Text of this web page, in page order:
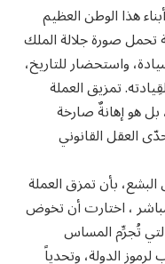
هذا الوطن العظيم
تحمل صورة جلالة الملك
واستحضار للتاريخ،
تمزيق العملة
بل هو إهانةٌ صارخة
العقل القانوني
بأن تمزق العملة
، اختارت أن تخوض
تُجرِّم المساس
لرموز الدولة، وتحدياً